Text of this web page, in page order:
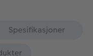
Spesifikasjoner